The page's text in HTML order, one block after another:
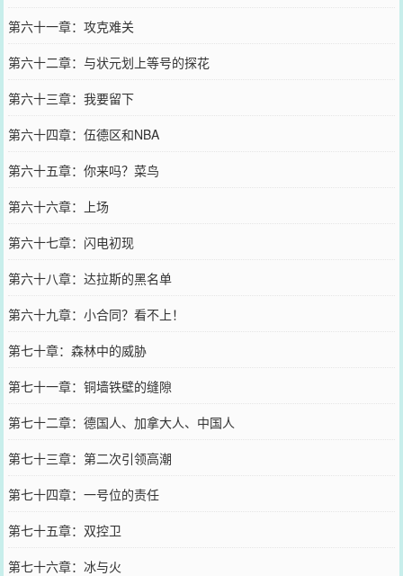
第六十一章：攻克难关
第六十二章：与状元划上等号的探花
第六十三章：我要留下
第六十四章：伍德区和NBA
第六十五章：你来吗？菜鸟
第六十六章：上场
第六十七章：闪电初现
第六十八章：达拉斯的黑名单
第六十九章：小合同？看不上！
第七十章：森林中的威胁
第七十一章：铜墙铁壁的缝隙
第七十二章：德国人、加拿大人、中国人
第七十三章：第二次引领高潮
第七十四章：一号位的责任
第七十五章：双控卫
第七十六章：冰与火